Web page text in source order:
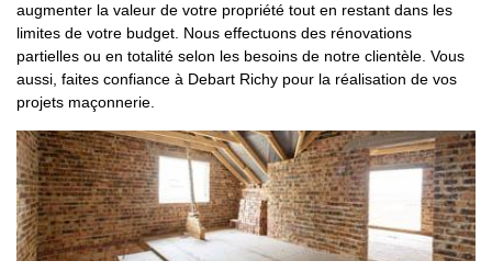
augmenter la valeur de votre propriété tout en restant dans les
limites de votre budget. Nous effectuons des rénovations
partielles ou en totalité selon les besoins de notre clientèle. Vous
aussi, faites confiance à Debart Richy pour la réalisation de vos
projets maçonnerie.